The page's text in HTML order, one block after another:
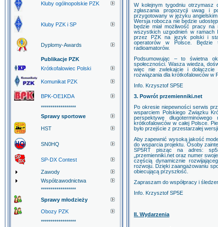
Kluby ogólnopolskie PZK
Kluby PZK i SP
Dyplomy-Awards
Publikacje PZK
Krótkofalowiec Polski
Komunikat PZK
BPK-OE1KDA
******************
Sprawy sportowe
HST
SN0HQ
SP-DX Contest
Zawody
Współzawodnictwa
******************
Sprawy młodzieży
Obozy PZK
******************
W kolejnym tygodniu otrzymasz
zgłaszania propozycji uwag i
przygotowany w języku
Wersja robocza nie będzie
będzie miał możliwość pracy
wszystkich uzgodnień w ramach
przez PZK na język polski i
operatorów w Polsce. Będzie
radioamatorów.
Podsumowując – to świetna
społeczności. Wasza wiedza,
więc nie zwlekajcie i
rozwiązania dla krótkofalowców w
Info. Krzysztof SP5E
3. Powrót przemienniki.net
Po okresie niepewności serwis
wsparciem Polskiego Związku
perspektywę
krótkofalowców w całej Polsce.
było przejście z przestarzałej
Aby zapewnić wysoką jakość
do wsparcia projektu. Osoby
SP5RT pisząc na adres:
„przemienniki.net oraz numer
częścią dynamicznie
rozwoju. Dzięki zaangażowaniu
obiecującą przyszłość.
Zapraszam do współpracy i
Info. Krzysztof SP5E
II. Wydarzenia